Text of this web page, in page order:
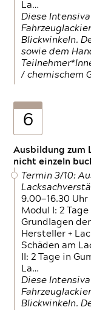
La…
Diese
Blickwinkeln.
sowie dem
/ chemischem
6
Ausbildung zum
nicht einzeln
Termin 3/10:
9.00—16.30 Uhr
Modul I: 2
Grundlagen
Hersteller +
Schäden am
II: 2 Tage in
La…
Diese
Blickwinkeln.